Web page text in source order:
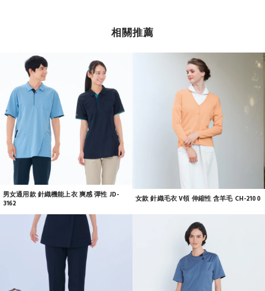
男女通用款 針織機能上衣 爽感 彈性 JD-
3162
女款 針織毛衣 V領 伸縮性 含羊毛 CH-2100